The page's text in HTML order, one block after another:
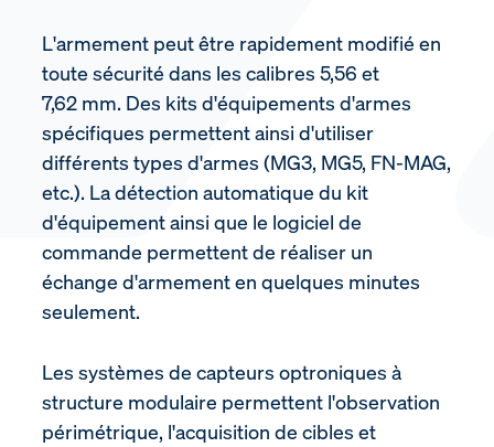
L'armement peut être rapidement modifié en
toute sécurité dans les calibres 5,56 et
7,62 mm. Des kits d'équipements d'armes
spécifiques permettent ainsi d'utiliser
différents types d'armes (MG3, MG5, FN-MAG,
etc.). La détection automatique du kit
d'équipement ainsi que le logiciel de
commande permettent de réaliser un
échange d'armement en quelques minutes
seulement.
Les systèmes de capteurs optroniques à
structure modulaire permettent l'observation
périmétrique, l'acquisition de cibles et